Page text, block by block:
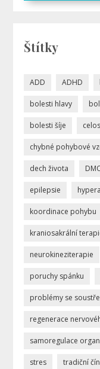
Štítky
ADD ADHD
bolesti hlavy
bolesti šíje
chybné pohybové
dech života
epilepsie
koordinace pohybu
kraniosakrální
neurokineziterapie
poruchy spánku
problémy se
regenerace
samoregulace
stres tradiční